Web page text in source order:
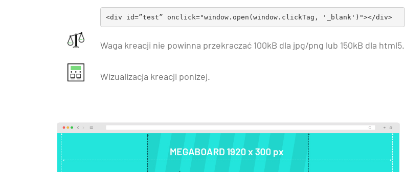
<div id=”test” onclick="window.open(window.clickTag, '_blank')"></div>
Waga kreacji nie powinna przekraczać 100kB dla jpg/png lub 150kB dla html5.
Wizualizacja kreacji poniżej.